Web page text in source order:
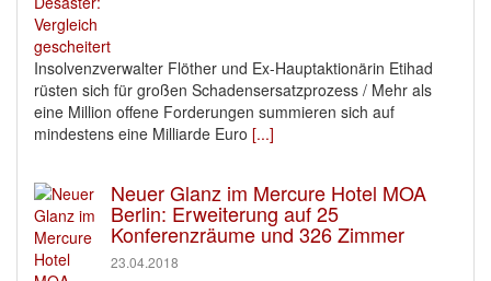
Insolvenzverwalter Flöther und Ex-Hauptaktionärin Etihad
rüsten sich für großen Schadensersatzprozess / Mehr als
eine Million offene Forderungen summieren sich auf
mindestens eine Milliarde Euro [...]
Neuer Glanz im Mercure Hotel MOA
Berlin: Erweiterung auf 25
Konferenzräume und 326 Zimmer
23.04.2018